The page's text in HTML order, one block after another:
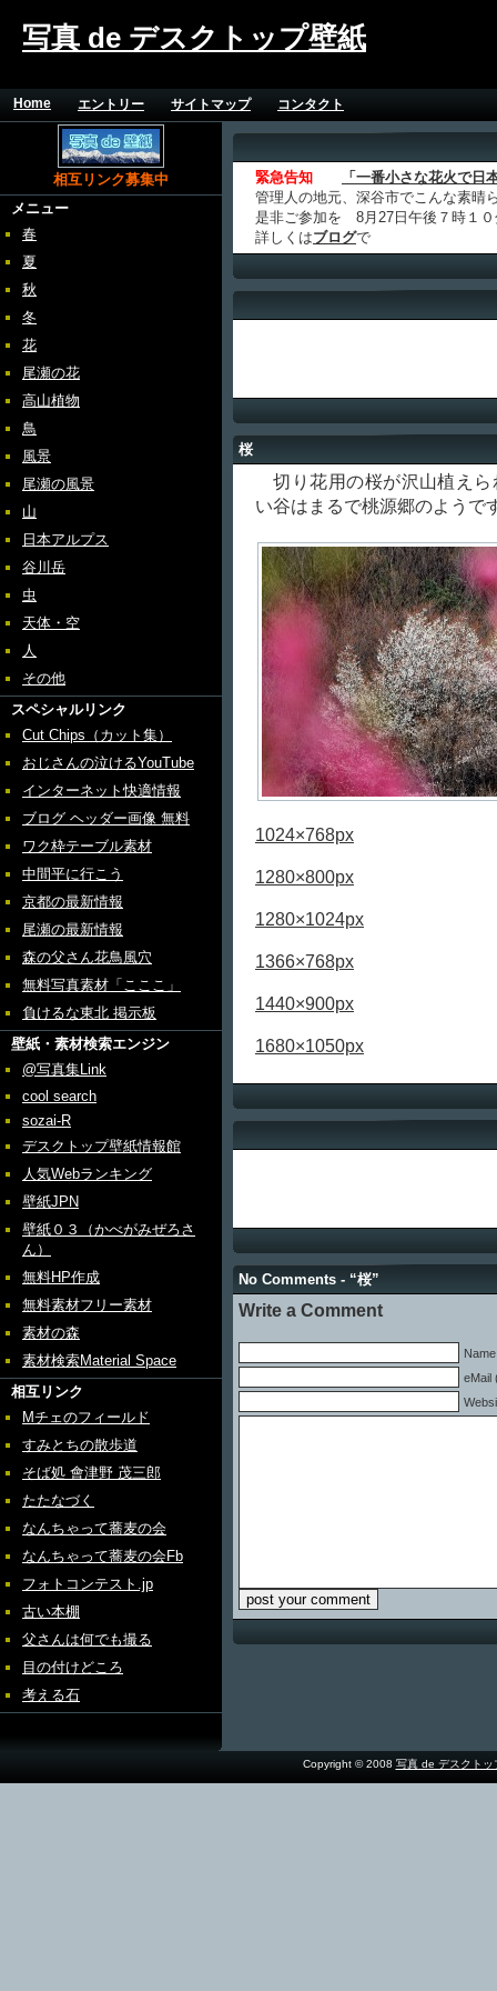
写真 de デスクトップ壁紙
Home エントリー サイトマップ コンタクト
相互リンク募集中
メニュー
春
夏
秋
冬
花
尾瀬の花
高山植物
鳥
風景
尾瀬の風景
山
日本アルプス
谷川岳
虫
天体・空
人
その他
スペシャルリンク
Cut Chips（カット集）
おじさんの泣けるYouTube
インターネット快適情報
ブログ ヘッダー画像 無料
ワク枠テーブル素材
中間平に行こう
京都の最新情報
尾瀬の最新情報
森の父さん花鳥風穴
無料写真素材「こここ」
負けるな東北 掲示板
壁紙・素材検索エンジン
@写真集Link
cool search
sozai-R
デスクトップ壁紙情報館
人気Webランキング
壁紙JPN
壁紙０３（かべがみぜろさ
ん）
無料HP作成
無料素材フリー素材
素材の森
素材検索Material Space
相互リンク
Mチェのフィールド
すみとちの散歩道
そば処 會津野 茂三郎
たたなづく
なんちゃって蕎麦の会
なんちゃって蕎麦の会Fb
フォトコンテスト.jp
古い本棚
父さんは何でも撮る
目の付けどころ
考える石
緊急告知
「一番小さな花火で日
管理人の地元、深谷市でこんな素晴
是非ご参加を 8月27日午後７時１０
詳しくはブログで
桜
切り花用の桜が沢山植えら
い谷はまるで桃源郷のようで
1024×768px
1280×800px
1280×1024px
1366×768px
1440×900px
1680×1050px
No Comments - “桜”
Write a Comment
eMail
Copyright © 2008 写真 de デスクトッ